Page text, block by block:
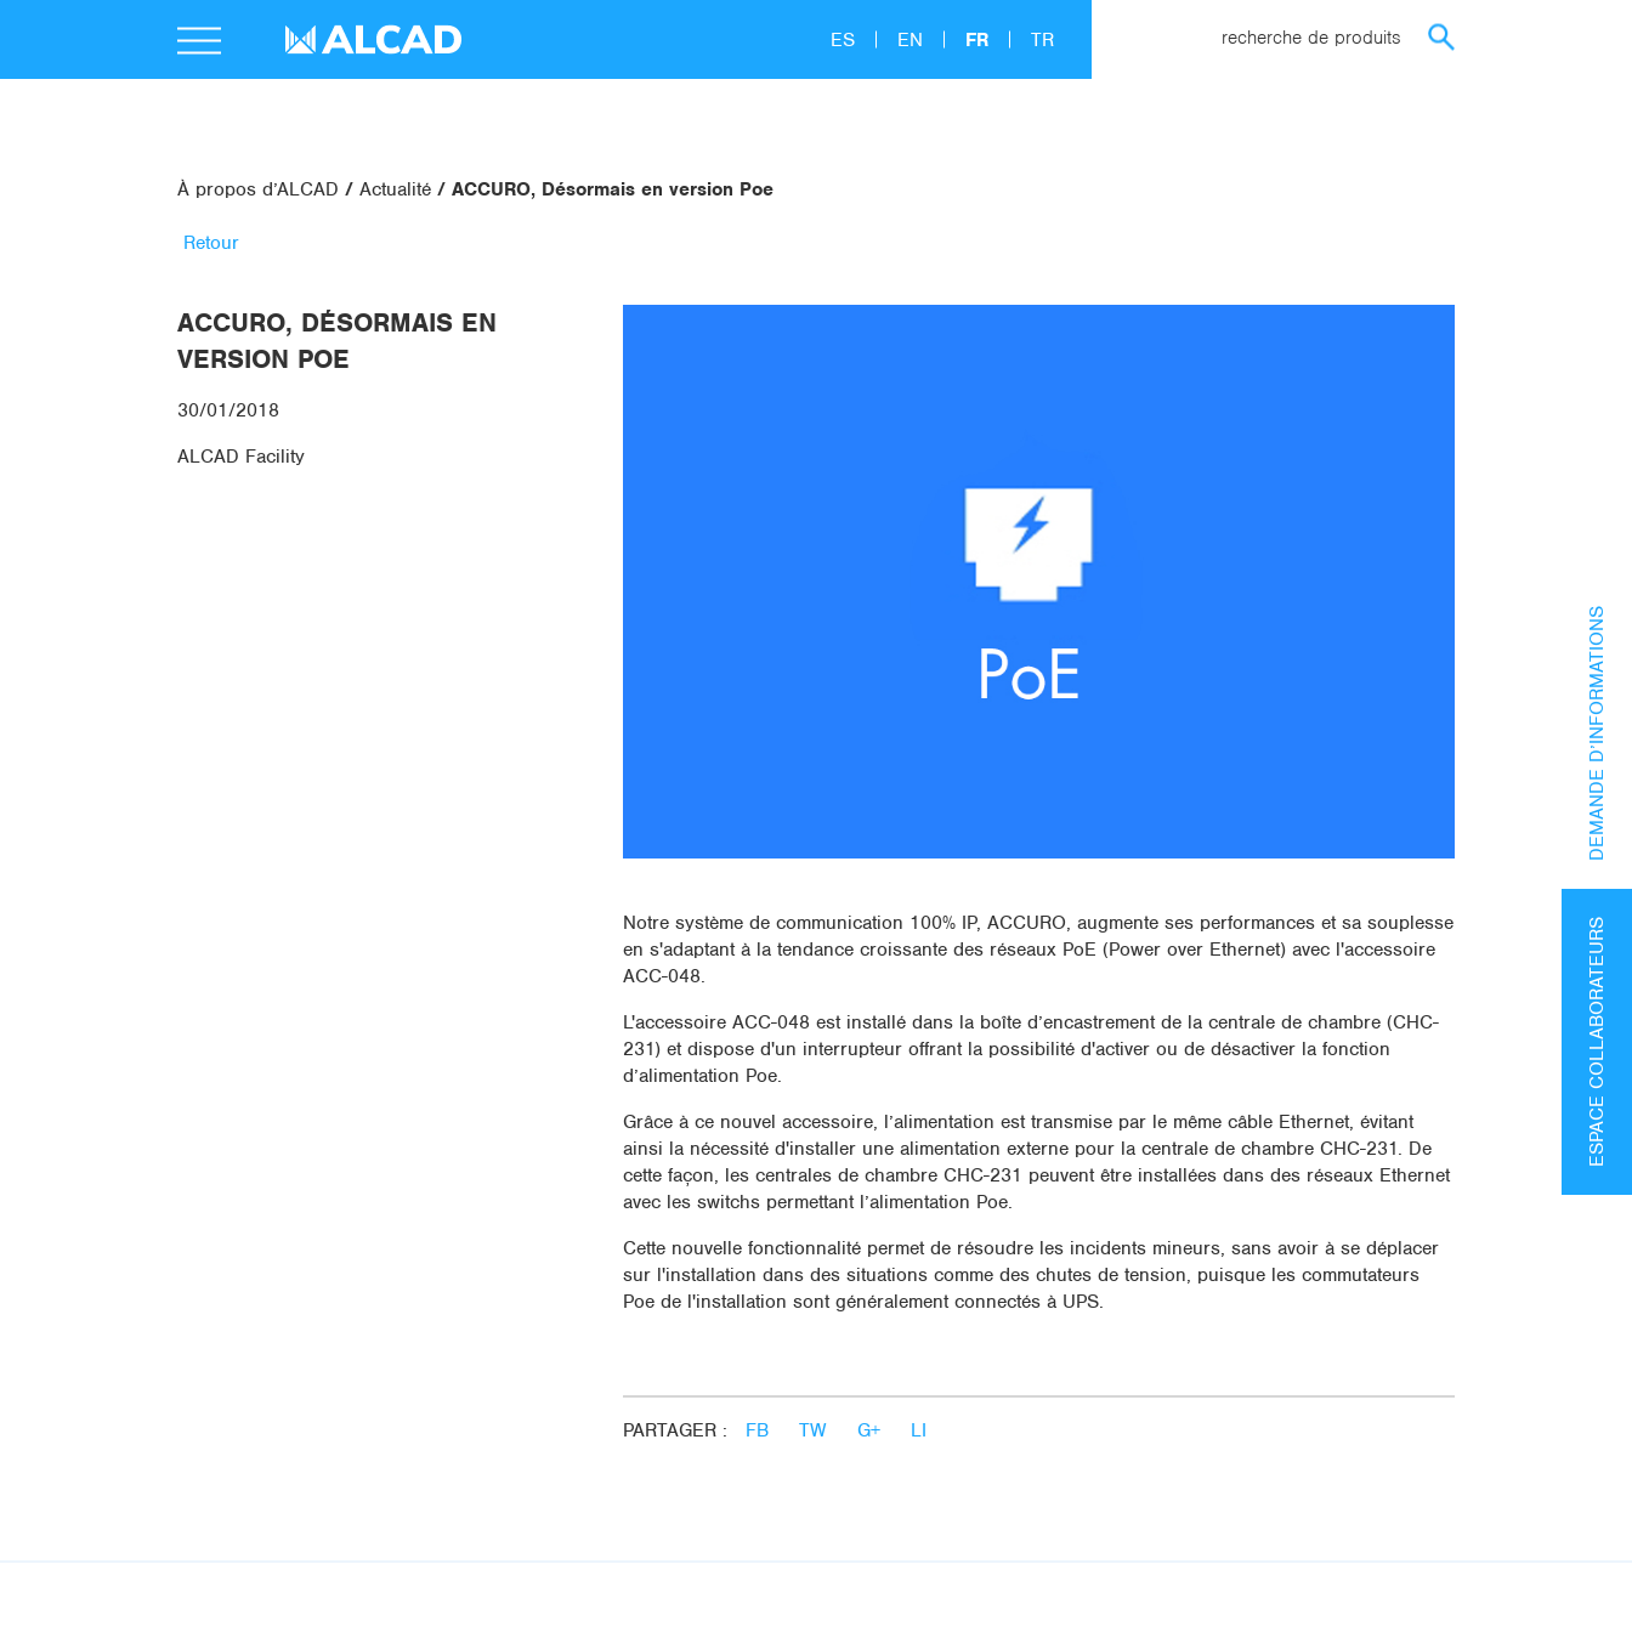
ES EN FR TR recherche de produits
À propos d’ALCAD Actualité ACCURO, Désormais en version Poe
Retour
ACCURO, DÉSORMAIS EN
VERSION POE
30/01/2018
ALCAD Facility
Notre système de communication 100% IP, ACCURO, augmente ses performances et sa souplesse
en s'adaptant à la tendance croissante des réseaux PoE (Power over Ethernet) avec l'accessoire
ACC-048.
L'accessoire ACC-048 est installé dans la boîte d’encastrement de la centrale de chambre (CHC-
231) et dispose d'un interrupteur offrant la possibilité d'activer ou de désactiver la fonction
d’alimentation Poe.
Grâce à ce nouvel accessoire, l’alimentation est transmise par le même câble Ethernet, évitant
ainsi la nécessité d'installer une alimentation externe pour la centrale de chambre CHC-231. De
cette façon, les centrales de chambre CHC-231 peuvent être installées dans des réseaux Ethernet
avec les switchs permettant l’alimentation Poe.
Cette nouvelle fonctionnalité permet de résoudre les incidents mineurs, sans avoir à se déplacer
sur l'installation dans des situations comme des chutes de tension, puisque les commutateurs
Poe de l'installation sont généralement connectés à UPS.
PARTAGER : FB TW G+ LI
ESPACE COLLABORATEURS
DEMANDE D’INFORMATIONS